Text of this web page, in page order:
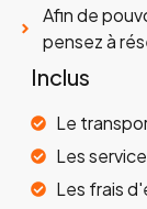
Afin de
pensez à
Inclus
Le
Les
Les frais